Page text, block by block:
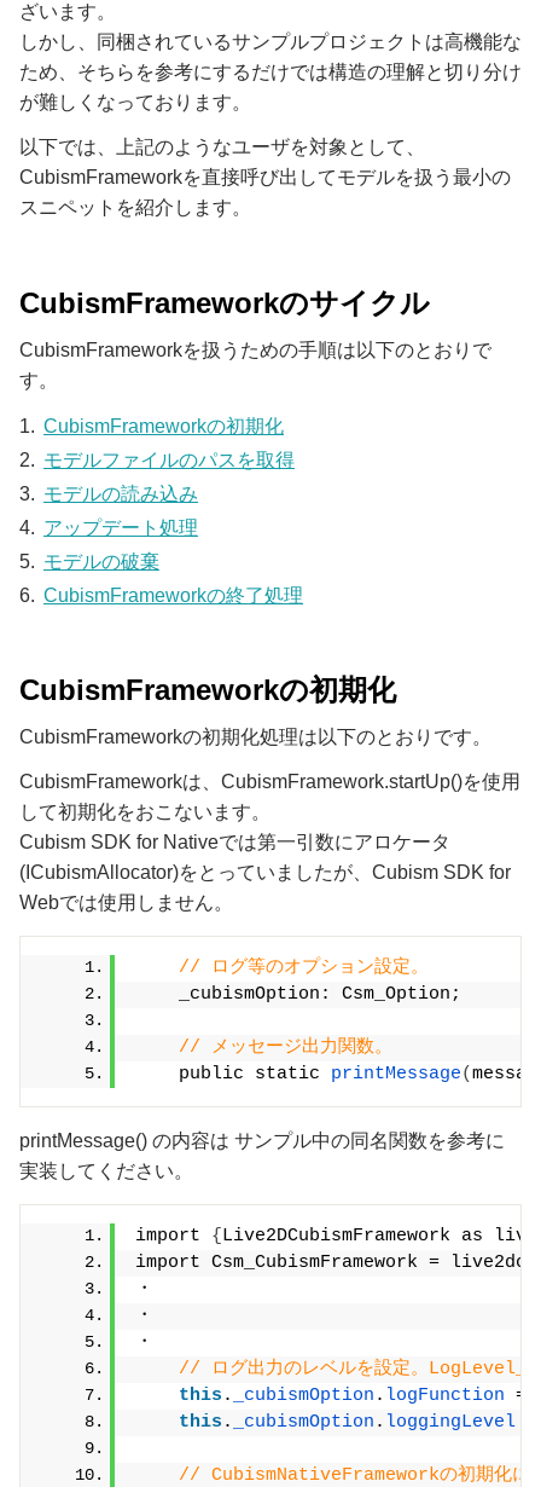
ざいます。
しかし、同梱されているサンプルプロジェクトは高機能な
ため、そちらを参考にするだけでは構造の理解と切り分け
が難しくなっております。
以下では、上記のようなユーザを対象として、
CubismFrameworkを直接呼び出してモデルを扱う最小の
スニペットを紹介します。
CubismFrameworkのサイクル
CubismFrameworkを扱うための手順は以下のとおりで
す。
CubismFrameworkの初期化
モデルファイルのパスを取得
モデルの読み込み
アップデート処理
モデルの破棄
CubismFrameworkの終了処理
CubismFrameworkの初期化
CubismFrameworkの初期化処理は以下のとおりです。
CubismFrameworkは、CubismFramework.startUp()を使用
して初期化をおこないます。
Cubism SDK for Nativeでは第一引数にアロケータ
(ICubismAllocator)をとっていましたが、Cubism SDK for
Webでは使用しません。
// ログ等のオプション設定。
    _cubismOption: Csm_Option;
// メッセージ出力関数。
    public static
printMessage(
printMessage() の内容は サンプル中の同名関数を参考に
実装してください。
import { Live2DCubismFramework as
import Csm_CubismFramework =
・
・
・
// ログ出力のレベルを設定。
this . _cubismOption . logFunction =
this . _cubismOption . loggingLevel
// CubismNativeFrameworkの初期化に必